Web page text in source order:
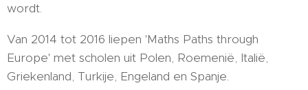
wordt.
Van 2014 tot 2016 liepen 'Maths Paths through
Europe' met scholen uit Polen, Roemenië, Italië,
Griekenland, Turkije, Engeland en Spanje.